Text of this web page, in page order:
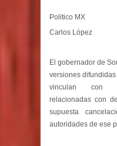
Politico MX
Carlos López
El gobernador de
versiones
vinculan con
relacionadas con
supuesta
autoridades de ese